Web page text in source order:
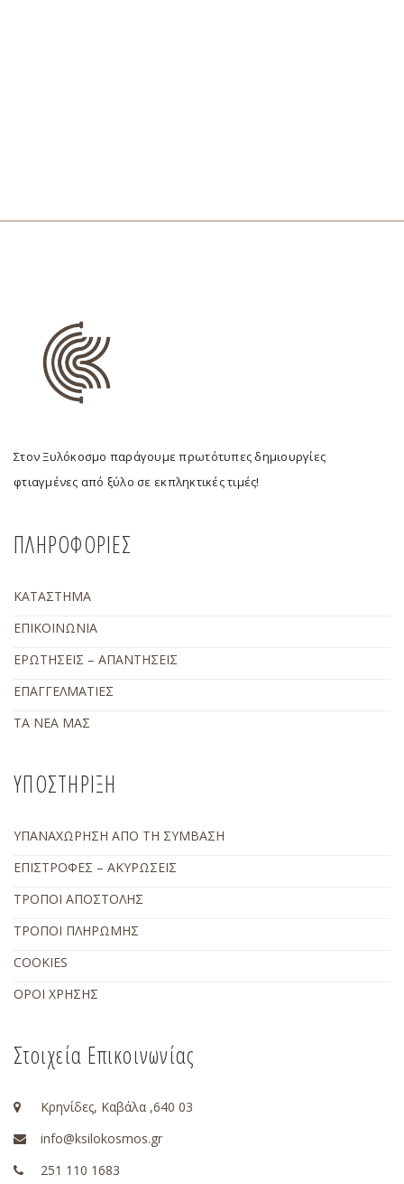
Στον Ξυλόκοσμο παράγουμε πρωτότυπες δημιουργίες
φτιαγμένες από ξύλο σε εκπληκτικές τιμές!
ΠΛΗΡΟΦΟΡΙΕΣ
ΚΑΤΑΣΤΗΜΑ
ΕΠΙΚΟΙΝΩΝΙΑ
ΕΡΩΤΗΣΕΙΣ – ΑΠΑΝΤΗΣΕΙΣ
ΕΠΑΓΓΕΛΜΑΤΙΕΣ
ΤΑ ΝΕΑ ΜΑΣ
ΥΠΟΣΤΗΡΙΞΗ
ΥΠΑΝΑΧΩΡΗΣΗ ΑΠΟ ΤΗ ΣΥΜΒΑΣΗ
ΕΠΙΣΤΡΟΦΕΣ – ΑΚΥΡΩΣΕΙΣ
ΤΡΟΠΟΙ ΑΠΟΣΤΟΛΗΣ
ΤΡΟΠΟΙ ΠΛΗΡΩΜΗΣ
COOKIES
ΟΡΟΙ ΧΡΗΣΗΣ
Στοιχεία Επικοινωνίας
Κρηνίδες, Καβάλα ,640 03
info@ksilokosmos.gr
251 110 1683